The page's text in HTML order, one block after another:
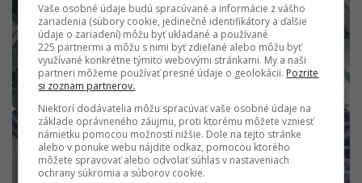
Vaše osobné údaje budú spracúvané a informácie z vášho
zariadenia (súbory cookie, jedinečné identifikátory a ďalšie
údaje o zariadení) môžu byť ukladané a používané
225 partnermi a môžu s nimi byť zdieľané alebo môžu byť
využívané konkrétne týmito webovými stránkami. My a naši
partneri môžeme používať presné údaje o geolokácii. Pozrite
si zoznam partnerov.
Niektorí dodávatelia môžu spracúvať vaše osobné údaje na
základe oprávneného záujmu, proti ktorému môžete vzniesť
námietku pomocou možností nižšie. Dole na tejto stránke
alebo v ponuke webu nájdite odkaz, pomocou ktorého
môžete spravovať alebo odvolať súhlas v nastaveniach
ochrany súkromia a súborov cookie.